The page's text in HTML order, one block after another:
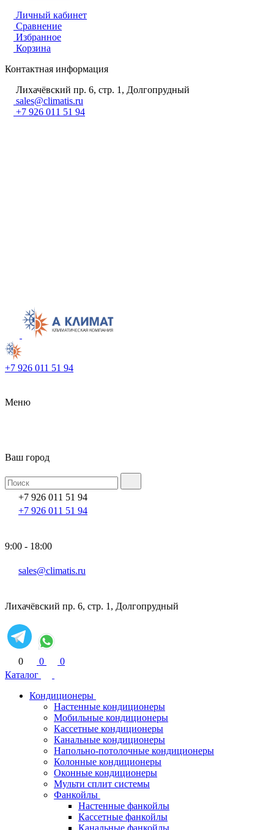
Личный кабинет
Сравнение
Избранное
Корзина
Контактная информация
Лихачёвский пр. 6, стр. 1, Долгопрудный
sales@climatis.ru
+7 926 011 51 94
+7 926 011 51 94
Меню
Ваш город
+7 926 011 51 94
+7 926 011 51 94
9:00 - 18:00
sales@climatis.ru
Лихачёвский пр. 6, стр. 1, Долгопрудный
0 0
0
Каталог
Кондиционеры
Настенные кондиционеры
Мобильные кондиционеры
Кассетные кондиционеры
Канальные кондиционеры
Напольно-потолочные кондиционеры
Колонные кондиционеры
Оконные кондиционеры
Мульти сплит системы
Фанкойлы
Настенные фанкойлы
Кассетные фанкойлы
Канальные фанкойлы